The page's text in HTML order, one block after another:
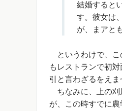
結婚すると
す。彼女は
が、まアと
というわけで、こ
もレストランで初
引と言わざるをえま
ちなみに、上の刈
が、この時すでに